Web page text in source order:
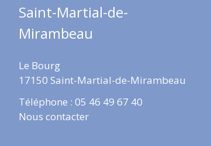
Saint-Martial-de-
Mirambeau
Le Bourg
17150 Saint-Martial-de-Mirambeau
Téléphone : 05 46 49 67 40
Nous contacter